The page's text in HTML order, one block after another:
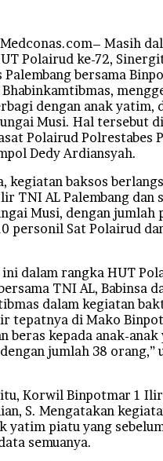
Masih
Polairud ke-72,
Palembang bersama
Bhabinkamtibmas,
dengan anak yatim,
Musi. Hal tersebut
Polairud Polrestabes
Dedy Ardiansyah.
kegiatan baksos
TNI AL Palembang dan
Musi, dengan jumlah
personil Sat Polairud
ini dalam rangka HUT
TNI AL, Babinsa
dalam kegiatan
tepatnya di Mako
beras kepada anak-
jumlah 38 orang,”
Korwil Binpotmar 1
S. Mengatakan
yatim piatu yang
semuanya.